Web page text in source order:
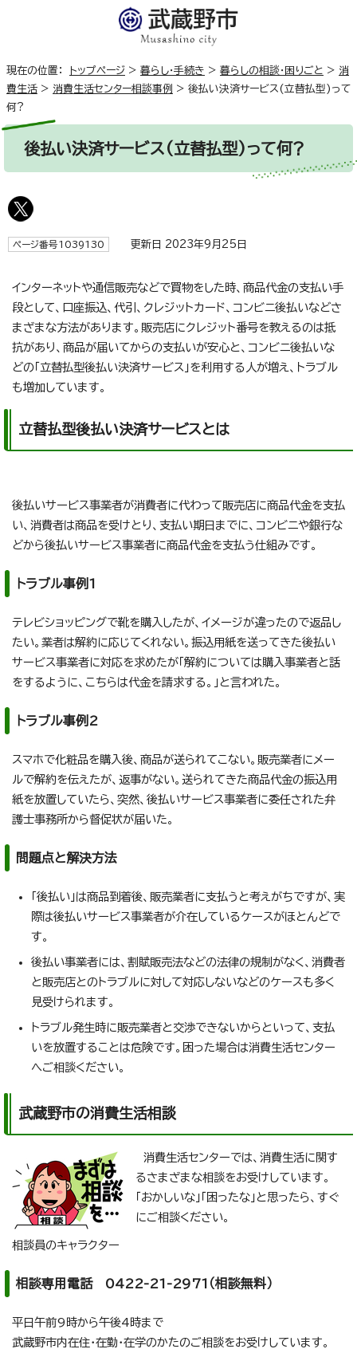
現在の位置： トップページ > 暮らし・手続き > 暮らしの相談・困りごと > 消
費生活 > 消費生活センター相談事例 > 後払い決済サービス(立替払型)って
何?
後払い決済サービス(立替払型)って何?
ページ番号1039130 更新日 2023年9月25日
インターネットや通信販売などで買物をした時、商品代金の支払い手
段として、口座振込、代引、クレジットカード、コンビニ後払いなどさ
まざまな方法があります。販売店にクレジット番号を教えるのは抵
抗があり、商品が届いてからの支払いが安心と、コンビニ後払いな
どの「立替払型後払い決済サービス」を利用する人が増え、トラブル
も増加しています。
立替払型後払い決済サービスとは
後払いサービス事業者が消費者に代わって販売店に商品代金を支払
い、消費者は商品を受けとり、支払い期日までに、コンビニや銀行な
どから後払いサービス事業者に商品代金を支払う仕組みです。
トラブル事例1
テレビショッピングで靴を購入したが、イメージが違ったので返品し
たい。業者は解約に応じてくれない。振込用紙を送ってきた後払い
サービス事業者に対応を求めたが「解約については購入事業者と話
をするように、こちらは代金を請求する。」と言われた。
トラブル事例2
スマホで化粧品を購入後、商品が送られてこない。販売業者にメー
ルで解約を伝えたが、返事がない。送られてきた商品代金の振込用
紙を放置していたら、突然、後払いサービス事業者に委任された弁
護士事務所から督促状が届いた。
問題点と解決方法
「後払い」は商品到着後、販売業者に支払うと考えがちですが、実
際は後払いサービス事業者が介在しているケースがほとんどで
す。
後払い事業者には、割賦販売法などの法律の規制がなく、消費者
と販売店とのトラブルに対して対応しないなどのケースも多く
見受けられます。
トラブル発生時に販売業者と交渉できないからといって、支払
いを放置することは危険です。困った場合は消費生活センター
へご相談ください。
武蔵野市の消費生活相談
相談員のキャラクター
消費生活センターでは、消費生活に関す
るさまざまな相談をお受けしています。
「おかしいな」「困ったな」と思ったら、すぐ
にご相談ください。
相談専用電話 0422-21-2971（相談無料）
平日午前9時から午後4時まで
武蔵野市内在住・在勤・在学のかたのご相談をお受けしています。